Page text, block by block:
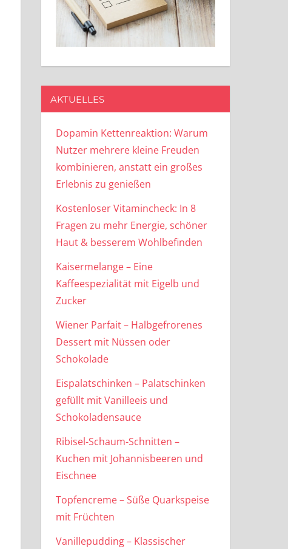
AKTUELLES
Dopamin Kettenreaktion: Warum
Nutzer mehrere kleine Freuden
kombinieren, anstatt ein großes
Erlebnis zu genießen
Kostenloser Vitamincheck: In 8
Fragen zu mehr Energie, schöner
Haut & besserem Wohlbefinden
Kaisermelange – Eine
Kaffeespezialität mit Eigelb und
Zucker
Wiener Parfait – Halbgefrorenes
Dessert mit Nüssen oder
Schokolade
Eispalatschinken – Palatschinken
gefüllt mit Vanilleeis und
Schokoladensauce
Ribisel-Schaum-Schnitten –
Kuchen mit Johannisbeeren und
Eischnee
Topfencreme – Süße Quarkspeise
mit Früchten
Vanillepudding – Klassischer